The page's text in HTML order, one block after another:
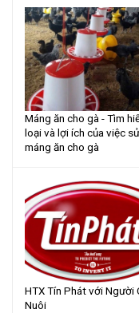
Máng ăn cho gà - Tìm
loại và lợi ích của việc
máng ăn cho gà
HTX Tín Phát với Người
Nuôi